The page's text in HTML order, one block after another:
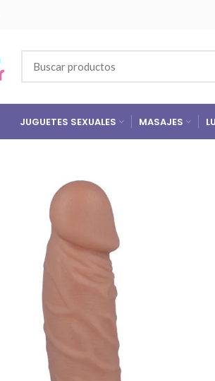
JUGUETES SEXUALES MASAJES